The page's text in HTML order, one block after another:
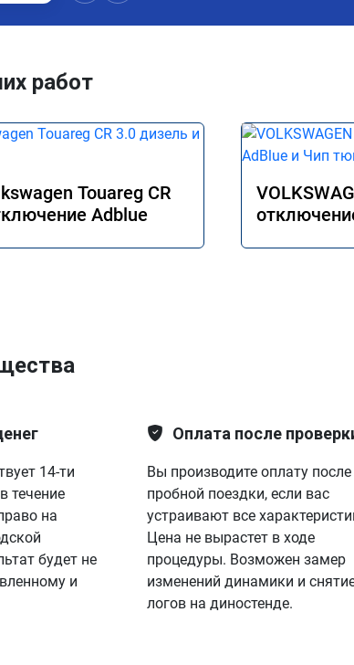
работ
Touareg CR
Adblue
14-ти
течение
на
будет не
и
Оплата после
Вы производите оплату после
пробной поездки, если вас
устраивают все
Цена не вырастет в ходе
процедуры. Возможен замер
изменений динамики и
логов на диностенде.